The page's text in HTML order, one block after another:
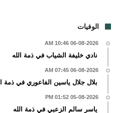
الوفيات
06-08-2026 10:46 AM
نادي خليفة الشياب في ذمة الله
06-08-2026 07:45 AM
بلال جلال ياسين الفاعوري في ذمة
05-08-2026 01:52 PM
ياسر سالم الزعبي في ذمة الله